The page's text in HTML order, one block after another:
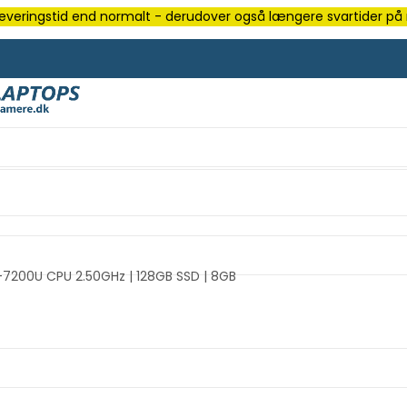
end normalt - derudover også længere svartider på
CPU 2.50GHz | 128GB SSD | 8GB